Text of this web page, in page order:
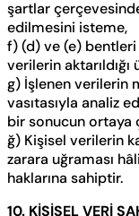
şartlar
edilmesini isteme,
f) (d) ve (e) bentleri
verilerin
g) İşlenen verilerin
vasıtasıyla analiz
bir sonucun ortaya
ğ) Kişisel verilerin
zarara uğraması
haklarına sahiptir.
10. KİŞİSEL VERİ